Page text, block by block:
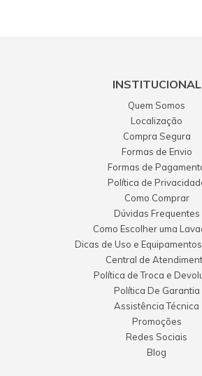
INSTITUCIONAL
Quem Somos
Localização
Compra Segura
Formas de Envio
Formas de
Política de
Como Comprar
Dúvidas Frequentes
Como Escolher uma
Dicas de Uso e
Central de
Política de Troca e
Política De Garantia
Assistência Técnica
Promoções
Redes Sociais
Blog